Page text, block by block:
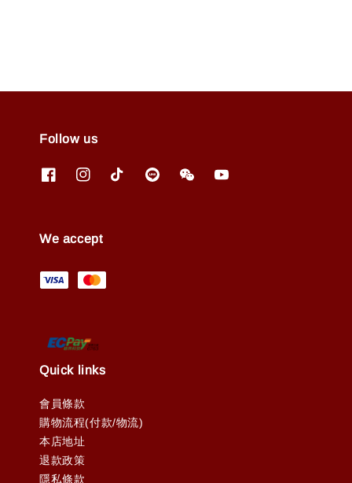
Follow us
We accept
Quick links
會員條款
購物流程(付款/物流)
本店地址
退款政策
隱私條款